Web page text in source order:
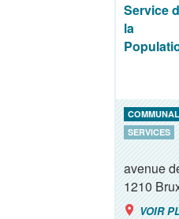
Service
la
COMMUNAL
SERVICES
avenue
1210
VOIR